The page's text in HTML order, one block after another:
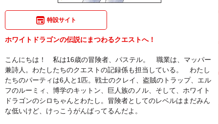
特設サイト
ホワイトドラゴンの伝説にまつわるクエストへ！
こんにちは！ 私は16歳の冒険者、パステル。 職業は、マッパー
兼詩人。わたしたちのクエストの記録係も担当している。 わたし
たちのパーティは6人と1匹。戦士のクレイ、盗賊のトラップ、エル
フのルーミィ、博学のキットン、巨人族のノル、そして、ホワイト
ドラゴンのシロちゃんとわたし。冒険者としてのレベルはまだみん
な低いけど、けっこうがんばってるんだよ。